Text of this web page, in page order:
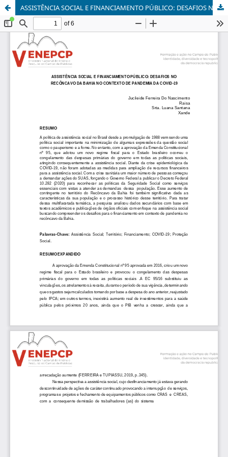
ASSISTÊNCIA SOCIAL E FINANCIAMENTO PÚBLICO: DESAFIOS NO RECÔNCAVO DA BAHIA NO CONTEXTO DE PANDEMIA DA COVID-19